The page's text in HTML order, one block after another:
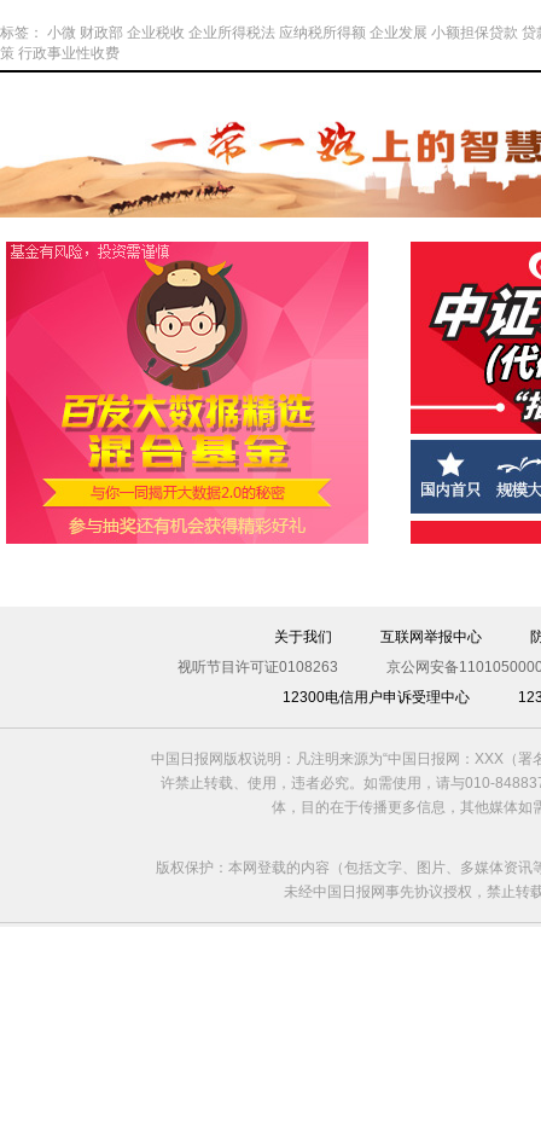
标签： 小微 财政部 企业税收 企业所得税法 应纳税所得额 企业发展 小额担保贷款 贷
策 行政事业性收费
关于我们 互联网举报中心
视听节目许可证0108263
京公网安备
12300电信用户申诉受理中心
中国日报网版权说明：凡注明来源为“中国日报网：XXX（
许禁止转载、使用，违者必究。如需使用，请与010-
体，目的在于传播更多信息，其他媒体
版权保护：本网登载的内容（包括文字、图片、多媒体资
未经中国日报网事先协议授权，禁止转